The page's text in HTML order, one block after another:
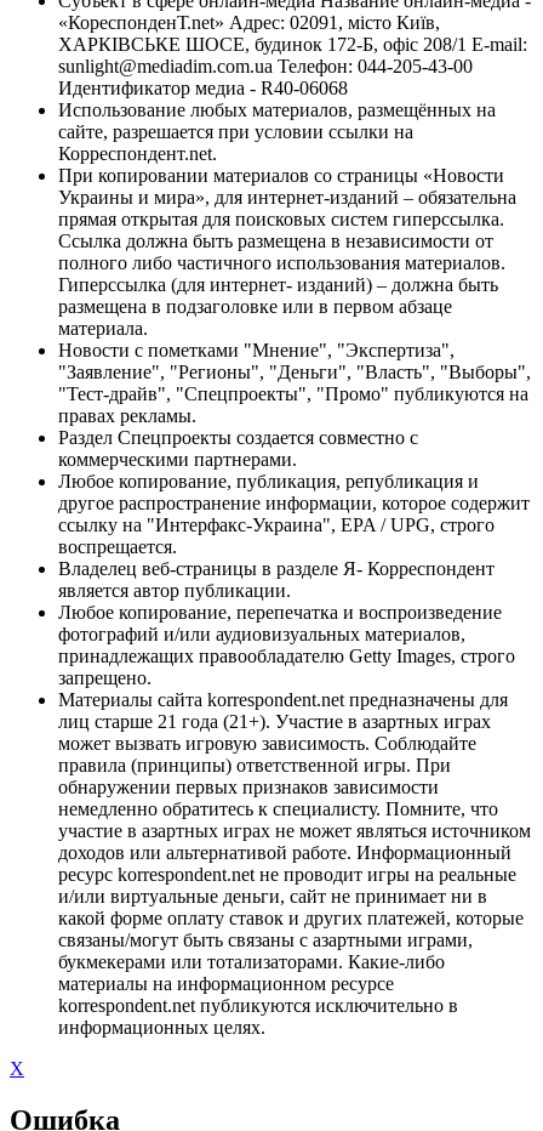
«КореспонденТ.net» Адрес: 02091, місто Київ,
ХАРКІВСЬКЕ ШОСЕ, будинок 172-Б, офіс 208/1 E-mail:
sunlight@mediadim.com.ua Телефон: 044-205-43-00
Идентификатор медиа - R40-06068
Использование любых материалов, размещённых на
сайте, разрешается при условии ссылки на
Корреспондент.net.
При копировании материалов со страницы «Новости
Украины и мира», для интернет-изданий – обязательна
прямая открытая для поисковых систем гиперссылка.
Ссылка должна быть размещена в независимости от
полного либо частичного использования материалов.
Гиперссылка (для интернет- изданий) – должна быть
размещена в подзаголовке или в первом абзаце
материала.
Новости с пометками "Мнение", "Экспертиза",
"Заявление", "Регионы", "Деньги", "Власть", "Выборы",
"Тест-драйв", "Спецпроекты", "Промо" публикуются на
правах рекламы.
Раздел Спецпроекты создается совместно с
коммерческими партнерами.
Любое копирование, публикация, републикация и
другое распространение информации, которое содержит
ссылку на "Интерфакс-Украина", EPA / UPG, строго
воспрещается.
Владелец веб-страницы в разделе Я- Корреспондент
является автор публикации.
Любое копирование, перепечатка и воспроизведение
фотографий и/или аудиовизуальных материалов,
принадлежащих правообладателю Getty Images, строго
запрещено.
Материалы сайта korrespondent.net предназначены для
лиц старше 21 года (21+). Участие в азартных играх
может вызвать игровую зависимость. Соблюдайте
правила (принципы) ответственной игры. При
обнаружении первых признаков зависимости
немедленно обратитесь к специалисту. Помните, что
участие в азартных играх не может являться источником
доходов или альтернативой работе. Информационный
ресурс korrespondent.net не проводит игры на реальные
и/или виртуальные деньги, сайт не принимает ни в
какой форме оплату ставок и других платежей, которые
связаны/могут быть связаны с азартными играми,
букмекерами или тотализаторами. Какие-либо
материалы на информационном ресурсе
korrespondent.net публикуются исключительно в
информационных целях.
X
Ошибка